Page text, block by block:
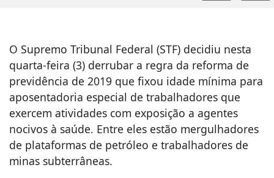
O Supremo Tribunal Federal (STF) decidiu nesta
quarta-feira (3) derrubar a regra da reforma de
previdência de 2019 que fixou idade mínima para
aposentadoria especial de trabalhadores que
exercem atividades com exposição a agentes
nocivos à saúde. Entre eles estão mergulhadores
de plataformas de petróleo e trabalhadores de
minas subterrâneas.